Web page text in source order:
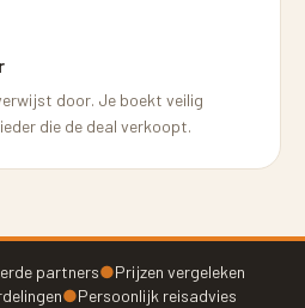
door. Je boekt veilig
die de deal verkoopt.
partners●Prijzen vergeleken
●Persoonlijk reisadvies